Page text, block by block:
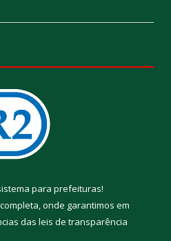
para prefeituras!
completa, onde garantimos em
das leis de transparência